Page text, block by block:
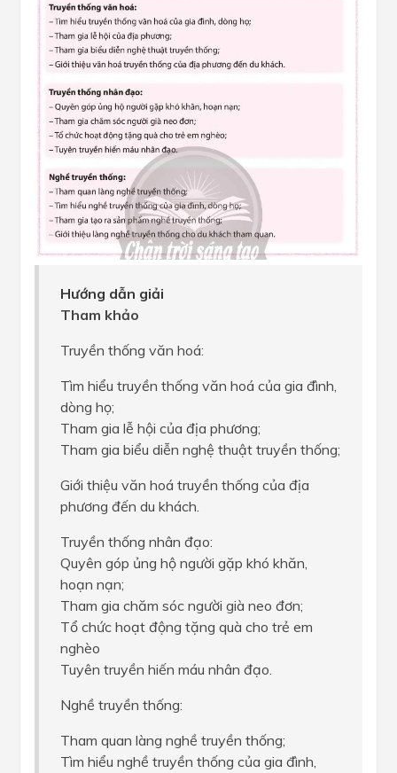
Hướng dẫn giải
Tham khảo
Truyền thống văn hoá:
Tìm hiểu truyền thống văn hoá của gia đình,
dòng họ;
Tham gia lễ hội của địa phương;
Tham gia biểu diễn nghệ thuật truyền thống;
Giới thiệu văn hoá truyền thống của địa
phương đến du khách.
Truyền thống nhân đạo:
Quyên góp ủng hộ người gặp khó khăn,
hoạn nạn;
Tham gia chăm sóc người già neo đơn;
Tổ chức hoạt động tặng quà cho trẻ em
nghèo
Tuyên truyền hiến máu nhân đạo.
Nghề truyền thống:
Tham quan làng nghề truyền thống;
Tìm hiểu nghề truyền thống của gia đình,